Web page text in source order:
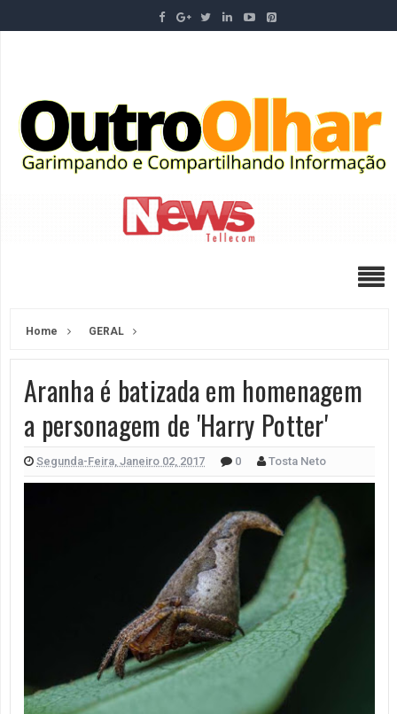
Home GERAL
Aranha é batizada em homenagem
a personagem de 'Harry Potter'
Segunda-Feira, Janeiro 02, 2017 0 Tosta Neto